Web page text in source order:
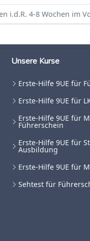
i.d.R. 4-8 Wochen im
Unsere Kurse
Erste-Hilfe 9UE für
Erste-Hilfe 9UE für
Erste-Hilfe 9UE für
Führerschein
Erste-Hilfe 9UE für
Ausbildung
Erste-Hilfe 9UE für
Sehtest für